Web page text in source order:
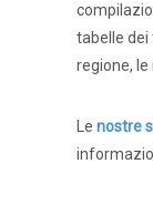
tabelle dei
regione, le
Le nostre